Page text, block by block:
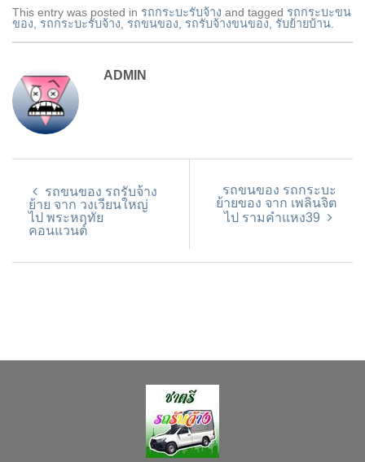
This entry was posted in รถกระบะรับจ้าง and tagged รถกระบะขน
ของ
รถกระบะรับจ้าง รถขนของ รถรับจ้างขนของ รับย้ายบ้าน
ADMIN
รถขนของ รถรับจ้าง
ย้าย จาก วงเวียนใหญ่
ไป พระหฤทัย
คอนแวนต์
รถขนของ รถกระบะ
ย้ายของ จาก เพลินจิต
ไป รามคำแหง39